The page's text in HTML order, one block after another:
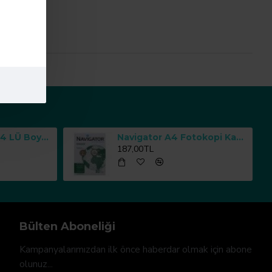
Sıfır Atık Kutusu 4 LÜ Boyalı Geri Dönüşüm Çöp Kutusu Navigator A4 Fotokopi Kağıdı 80 g/m² 500 Yaprak
187,00TL
Bülten Aboneliği
Kampanyalarımızdan ilk önce haberdar olmak için abone
olunuz...